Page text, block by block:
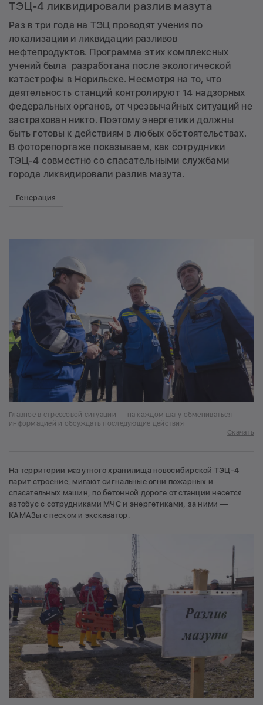
ТЭЦ-4 ликвидировали разлив мазута
Раз в три года на ТЭЦ проводят учения по
локализации и ликвидации разливов
нефтепродуктов. Программа этих комплексных
учений была разработана после экологической
катастрофы в Норильске. Несмотря на то, что
деятельность станций контролируют 14 надзорных
федеральных органов, от чрезвычайных ситуаций не
застрахован никто. Поэтому энергетики должны
быть готовы к действиям в любых обстоятельствах.
В фоторепортаже показываем, как сотрудники
ТЭЦ-4 совместно со спасательными службами
города ликвидировали разлив мазута.
Генерация
Главное в стрессовой ситуации — на каждом шагу обмениваться
информацией и обсуждать последующие действия
Скачать
На территории мазутного хранилища новосибирской ТЭЦ-4
парит строение, мигают сигнальные огни пожарных и
спасательных машин, по бетонной дороге от станции несется
автобус с сотрудниками МЧС и энергетиками, за ними —
КАМАЗы с песком и экскаватор.